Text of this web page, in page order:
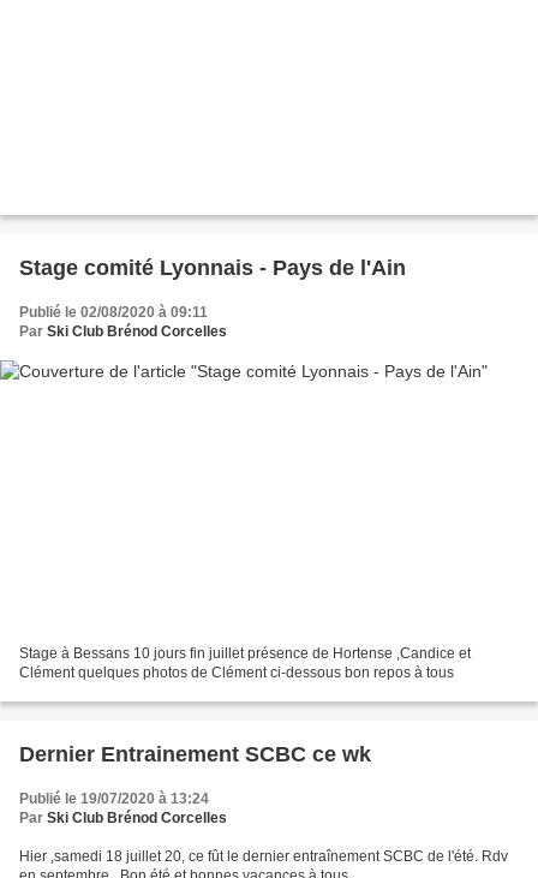
Stage comité Lyonnais - Pays de l'Ain
Publié le 02/08/2020 à 09:11
Par Ski Club Brénod Corcelles
Stage à Bessans 10 jours fin juillet présence de Hortense ,Candice et
Clément quelques photos de Clément ci-dessous bon repos à tous
Dernier Entrainement SCBC ce wk
Publié le 19/07/2020 à 13:24
Par Ski Club Brénod Corcelles
Hier ,samedi 18 juillet 20, ce fût le dernier entraînement SCBC de l'été. Rdv